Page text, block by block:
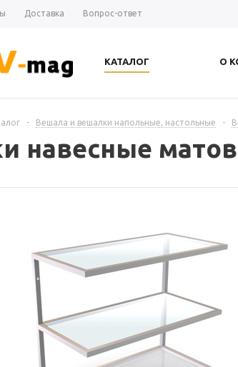
Доставка Вопрос-ответ
КАТАЛОГ О
- Вешала и вешалки напольные, настольные -
навесные